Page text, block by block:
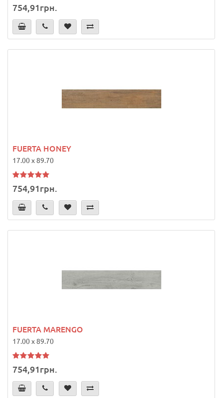
754,91грн.
FUERTA HONEY
17.00 x 89.70
754,91грн.
FUERTA MARENGO
17.00 x 89.70
754,91грн.